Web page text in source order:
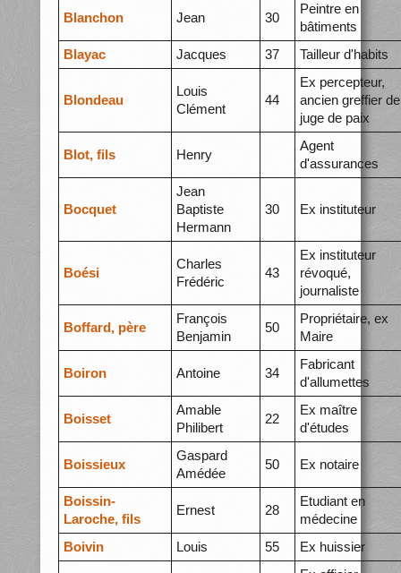
Blanchon Jean 30
Peintre en
bâtiments
Blayac
Jacques 37 Tailleur d'habits
Blondeau
Louis
Clément
44
Ex percepteur,
ancien greffier de
juge de paix
Blot, fils Henry
Agent
d'assurances
Bocquet
Jean
Baptiste
Hermann
30 Ex instituteur
Boési
Charles
Frédéric
43
Ex instituteur
révoqué,
journaliste
Boffard, père
François
Benjamin
50
Propriétaire, ex
Maire
Boiron Antoine 34
Fabricant
d'allumettes
Boisset
Amable
Philibert
22
Ex maître
d'études
Boissieux
Gaspard
Amédée
50 Ex notaire
Boissin-
Laroche, fils
Ernest 28
Etudiant en
médecine
Boivin
Louis 55
Ex huissier